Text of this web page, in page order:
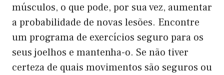
músculos, o que pode, por sua vez, aumentar
a probabilidade de novas lesões. Encontre
um programa de exercícios seguro para os
seus joelhos e mantenha-o. Se não tiver
certeza de quais movimentos são seguros ou